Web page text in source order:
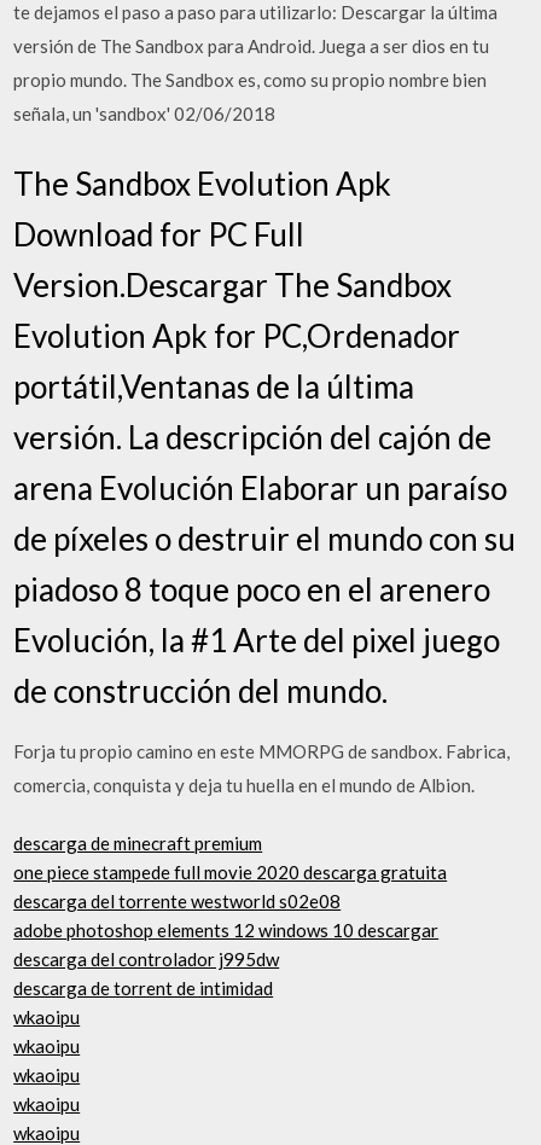
te dejamos el paso a paso para utilizarlo: Descargar la última
versión de The Sandbox para Android. Juega a ser dios en tu
propio mundo. The Sandbox es, como su propio nombre bien
señala, un 'sandbox' 02/06/2018
The Sandbox Evolution Apk
Download for PC Full
Version.Descargar The Sandbox
Evolution Apk for PC,Ordenador
portátil,Ventanas de la última
versión. La descripción del cajón de
arena Evolución Elaborar un paraíso
de píxeles o destruir el mundo con su
piadoso 8 toque poco en el arenero
Evolución, la #1 Arte del pixel juego
de construcción del mundo.
Forja tu propio camino en este MMORPG de sandbox. Fabrica,
comercia, conquista y deja tu huella en el mundo de Albion.
descarga de minecraft premium
one piece stampede full movie 2020 descarga gratuita
descarga del torrente westworld s02e08
adobe photoshop elements 12 windows 10 descargar
descarga del controlador j995dw
descarga de torrent de intimidad
wkaoipu
wkaoipu
wkaoipu
wkaoipu
wkaoipu